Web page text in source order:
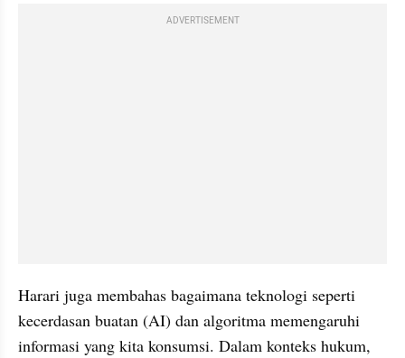
ADVERTISEMENT
Harari juga membahas bagaimana teknologi seperti
kecerdasan buatan (AI) dan algoritma memengaruhi
informasi yang kita konsumsi. Dalam konteks hukum,